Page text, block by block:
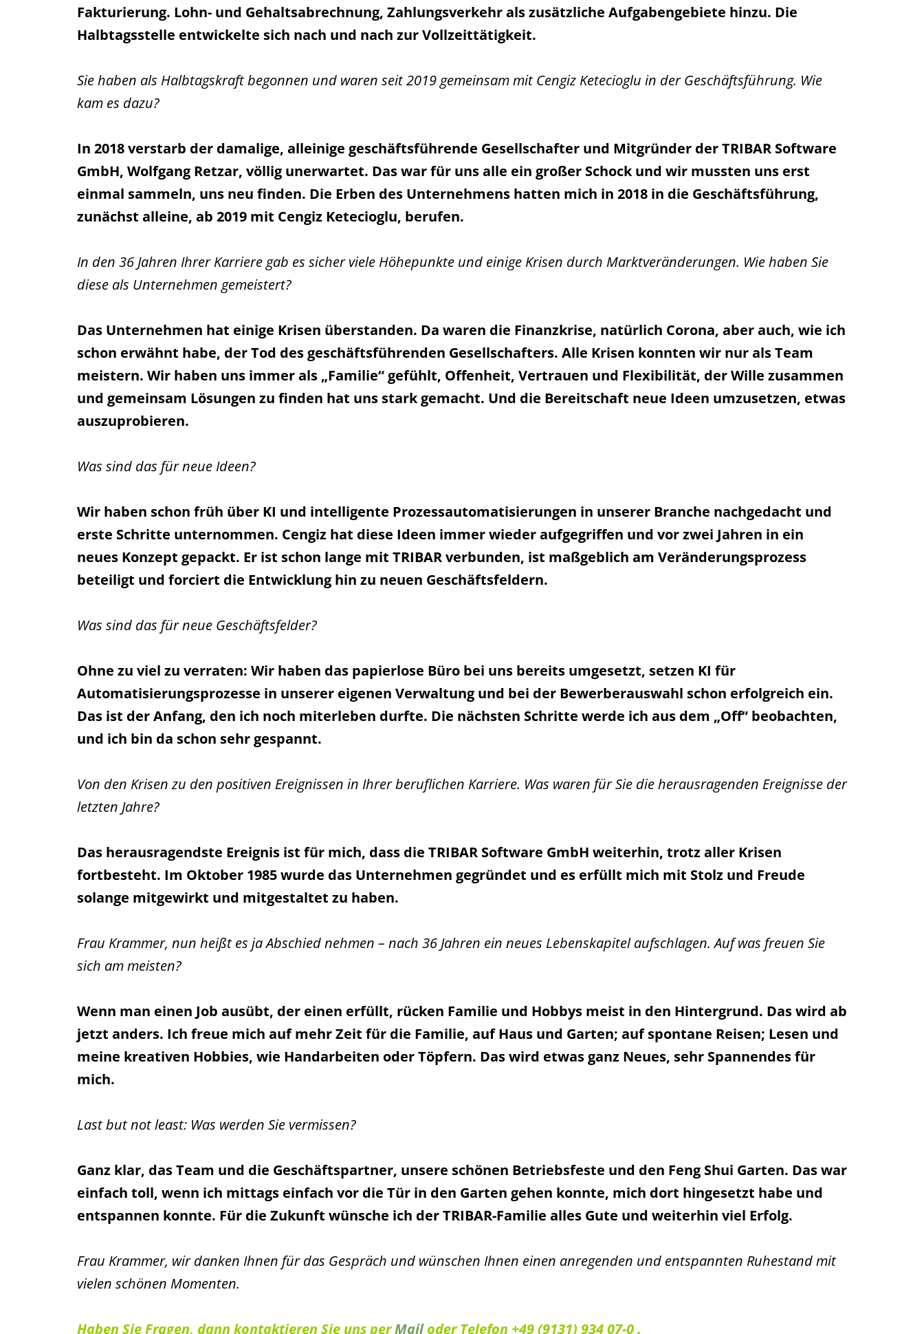
Fakturierung. Lohn- und Gehaltsabrechnung, Zahlungsverkehr als zusätzliche Aufgabengebiete hinzu. Die
Halbtagsstelle entwickelte sich nach und nach zur Vollzeittätigkeit.
Sie haben als Halbtagskraft begonnen und waren seit 2019 gemeinsam mit Cengiz Ketecioglu in der Geschäftsführung. Wie
kam es dazu?
In 2018 verstarb der damalige, alleinige geschäftsführende Gesellschafter und Mitgründer der TRIBAR Software
GmbH, Wolfgang Retzar, völlig unerwartet. Das war für uns alle ein großer Schock und wir mussten uns erst
einmal sammeln, uns neu finden. Die Erben des Unternehmens hatten mich in 2018 in die Geschäftsführung,
zunächst alleine, ab 2019 mit Cengiz Ketecioglu, berufen.
In den 36 Jahren Ihrer Karriere gab es sicher viele Höhepunkte und einige Krisen durch Marktveränderungen. Wie haben Sie
diese als Unternehmen gemeistert?
Das Unternehmen hat einige Krisen überstanden. Da waren die Finanzkrise, natürlich Corona, aber auch, wie ich
schon erwähnt habe, der Tod des geschäftsführenden Gesellschafters. Alle Krisen konnten wir nur als Team
meistern. Wir haben uns immer als „Familie“ gefühlt, Offenheit, Vertrauen und Flexibilität, der Wille zusammen
und gemeinsam Lösungen zu finden hat uns stark gemacht. Und die Bereitschaft neue Ideen umzusetzen, etwas
auszuprobieren.
Was sind das für neue Ideen?
Wir haben schon früh über KI und intelligente Prozessautomatisierungen in unserer Branche nachgedacht und
erste Schritte unternommen. Cengiz hat diese Ideen immer wieder aufgegriffen und vor zwei Jahren in ein
neues Konzept gepackt. Er ist schon lange mit TRIBAR verbunden, ist maßgeblich am Veränderungsprozess
beteiligt und forciert die Entwicklung hin zu neuen Geschäftsfeldern.
Was sind das für neue Geschäftsfelder?
Ohne zu viel zu verraten: Wir haben das papierlose Büro bei uns bereits umgesetzt, setzen KI für
Automatisierungsprozesse in unserer eigenen Verwaltung und bei der Bewerberauswahl schon erfolgreich ein.
Das ist der Anfang, den ich noch miterleben durfte. Die nächsten Schritte werde ich aus dem „Off“ beobachten,
und ich bin da schon sehr gespannt.
Von den Krisen zu den positiven Ereignissen in Ihrer beruflichen Karriere. Was waren für Sie die herausragenden Ereignisse der
letzten Jahre?
Das herausragendste Ereignis ist für mich, dass die TRIBAR Software GmbH weiterhin, trotz aller Krisen
fortbesteht. Im Oktober 1985 wurde das Unternehmen gegründet und es erfüllt mich mit Stolz und Freude
solange mitgewirkt und mitgestaltet zu haben.
Frau Krammer, nun heißt es ja Abschied nehmen – nach 36 Jahren ein neues Lebenskapitel aufschlagen. Auf was freuen Sie
sich am meisten?
Wenn man einen Job ausübt, der einen erfüllt, rücken Familie und Hobbys meist in den Hintergrund. Das wird ab
jetzt anders. Ich freue mich auf mehr Zeit für die Familie, auf Haus und Garten; auf spontane Reisen; Lesen und
meine kreativen Hobbies, wie Handarbeiten oder Töpfern. Das wird etwas ganz Neues, sehr Spannendes für
mich.
Last but not least: Was werden Sie vermissen?
Ganz klar, das Team und die Geschäftspartner, unsere schönen Betriebsfeste und den Feng Shui Garten. Das war
einfach toll, wenn ich mittags einfach vor die Tür in den Garten gehen konnte, mich dort hingesetzt habe und
entspannen konnte. Für die Zukunft wünsche ich der TRIBAR-Familie alles Gute und weiterhin viel Erfolg.
Frau Krammer, wir danken Ihnen für das Gespräch und wünschen Ihnen einen anregenden und entspannten Ruhestand mit
vielen schönen Momenten.
Haben Sie Fragen, dann kontaktieren Sie uns perMailoder Telefon +49 (9131) 934 07-0 .